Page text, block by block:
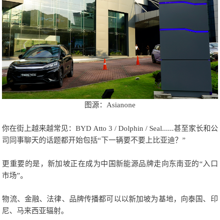
图源：Asianone
你在街上越来越常见：BYD Atto 3 / Dolphin / Seal......甚至家长和公
司同事聊天的话题都开始包括“下一辆要不要上比亚迪？”
更重要的是，新加坡正在成为中国新能源品牌走向东南亚的“入口
市场”。
物流、金融、法律、品牌传播都可以以新加坡为基地，向泰国、印
尼、马来西亚辐射。